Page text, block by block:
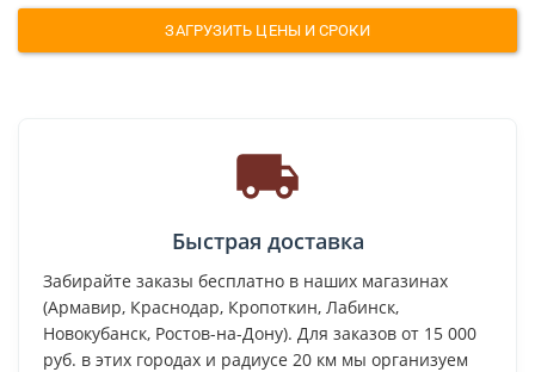
ЗАГРУЗИТЬ ЦЕНЫ И СРОКИ
Быстрая доставка
Забирайте заказы бесплатно в наших магазинах
(Армавир, Краснодар, Кропоткин, Лабинск,
Новокубанск, Ростов-на-Дону). Для заказов от 15 000
руб. в этих городах и радиусе 20 км мы организуем